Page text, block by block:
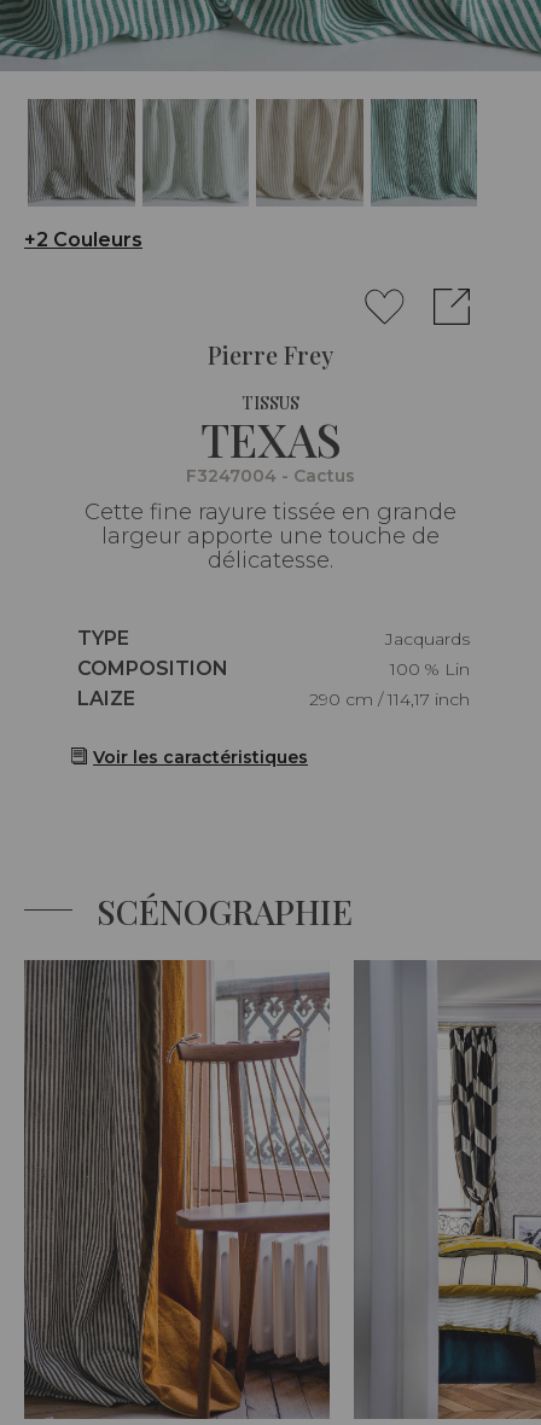
+2 Couleurs
Pierre Frey
TISSUS
TEXAS
F3247004 - Cactus
Cette fine rayure tissée en grande
largeur apporte une touche de
délicatesse.
Caractéristiques
TYPE
Jacquards
Caractéristiques
COMPOSITION
100 % Lin
Caractéristiques
LAIZE 290 cm / 114,17 inch
Voir les caractéristiques
SCÉNOGRAPHIE